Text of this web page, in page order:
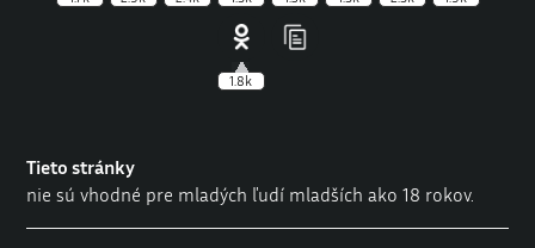
1.8k
Tieto stránky
nie sú vhodné pre mladých ľudí mladších ako 18 rokov.